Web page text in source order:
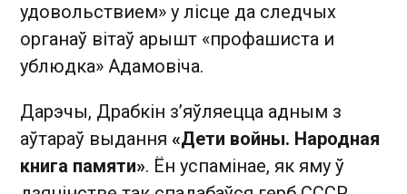
удовольствием» у лісце да следчых
органаў вітаў арышт «профашиста и
ублюдка» Адамовіча.
Дарэчы, Драбкін з’яўляецца адным з
аўтараў выдання «Дети войны. Народная
книга памяти». Ён успамінае, як яму ў